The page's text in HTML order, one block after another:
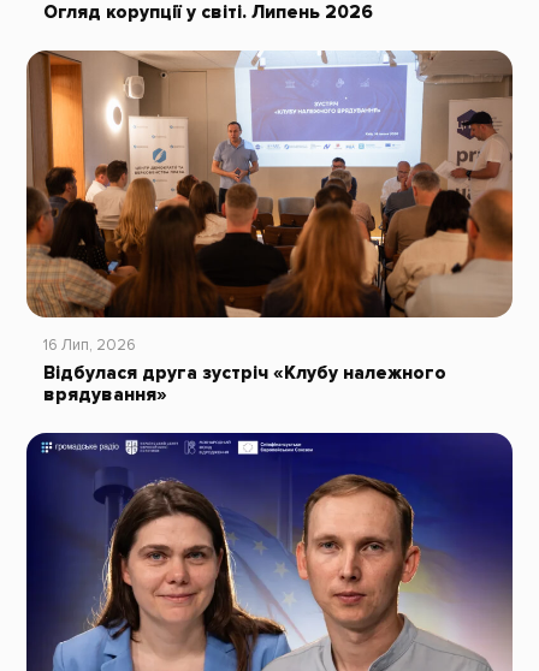
Огляд корупції у світі. Липень 2026
16 Лип, 2026
Відбулася друга зустріч «Клубу належного
врядування»